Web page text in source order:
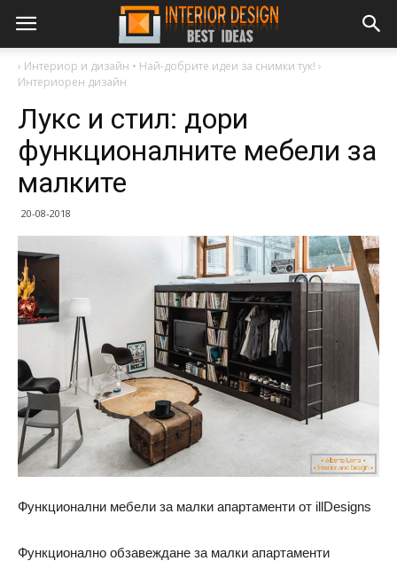
› Интериор и дизайн • Най-добрите идеи за снимки тук! ›
Интериорен дизайн
Лукс и стил: дори
функционалните мебели за
малките
20-08-2018
Функционални мебели за малки апартаменти от illDesigns
Функционално обзавеждане за малки апартаменти